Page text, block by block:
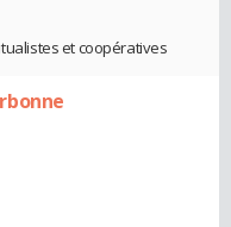
et coopératives